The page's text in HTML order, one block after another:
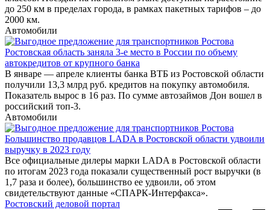
до 250 км в пределах города, в рамках пакетных тарифов – до
2000 км.
Автомобили
Ростовская область заняла 3-е место в России по объему
автокредитов от крупного банка
В январе — апреле клиенты банка ВТБ из Ростовской области
получили 13,3 млрд руб. кредитов на покупку автомобиля.
Показатель вырос в 16 раз. По сумме автозаймов Дон вошел в
российский топ-3.
Автомобили
Большинство продавцов LADA в Ростовской области удвоили
выручку в 2023 году
Все официальные дилеры марки LADA в Ростовской области
по итогам 2023 года показали существенный рост выручки (в
1,7 раза и более), большинство ее удвоили, об этом
свидетельствуют данные «СПАРК-Интерфакса».
Ростовский деловой портал